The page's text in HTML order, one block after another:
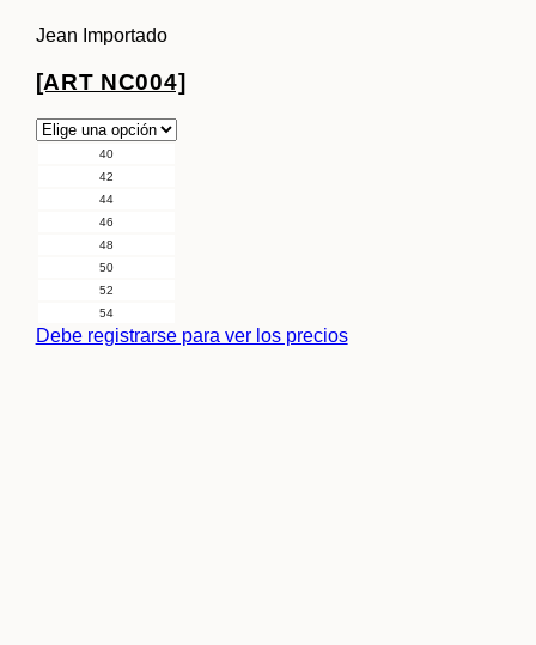
Jean Importado
[ART NC004]
40
42
44
46
48
50
52
54
Debe registrarse para ver los precios